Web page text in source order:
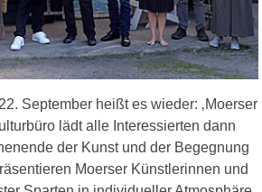
September heißt es wieder: ‚Moerser
lädt alle Interessierten dann
der Kunst und der Begegnung
Moerser Künstlerinnen und